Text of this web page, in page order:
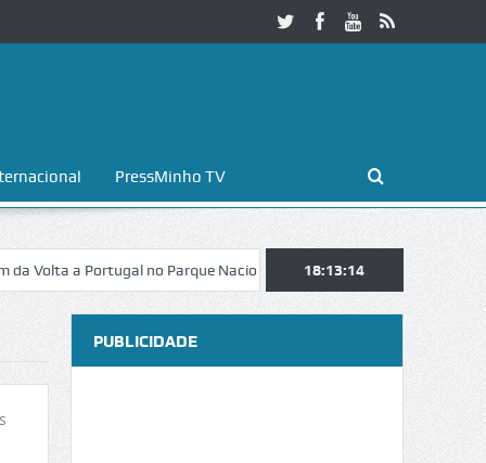
PressMinho TV
Portugal no Parque Nacional da Peneda-Gerês Esposende.
18:13:14
PUBLICIDADE